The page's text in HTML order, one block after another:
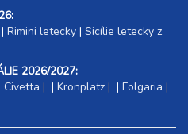
| Rimini letecky | Sicílie letecky z
2026/2027:
Civetta | Kronplatz | Folgaria